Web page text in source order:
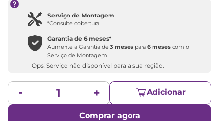
Serviço de Montagem
*Consulte cobertura
Garantia de6 meses*
Aumente a Garantia de3 meses para6 meses com o
Serviço de Montagem.
Ops! Serviço não disponível para a sua região.
Adicionar
Comprar agora